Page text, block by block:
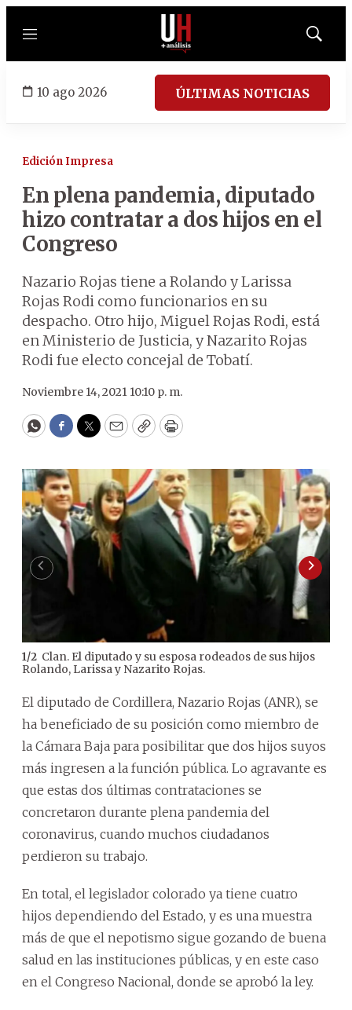
Menú
Mostrar
10 ago 2026 ÚLTIMAS NOTICIAS
Edición Impresa
En plena pandemia, diputado
hizo contratar a dos hijos en el
Congreso
Nazario Rojas tiene a Rolando y Larissa
Rojas Rodi como funcionarios en su
despacho. Otro hijo, Miguel Rojas Rodi, está
en Ministerio de Justicia, y Nazarito Rojas
Rodi fue electo concejal de Tobatí.
Noviembre 14, 2021 10:10 p. m.
WhatsApp
Facebook
Twitter
EmailCopyPrint
1/2 Clan. El diputado y su esposa rodeados de sus hijos
Rolando, Larissa y Nazarito Rojas.
El diputado de Cordillera, Nazario Rojas (ANR), se
ha beneficiado de su posición como miembro de
la Cámara Baja para posibilitar que dos hijos suyos
más ingresen a la función pública. Lo agravante es
que estas dos últimas contrataciones se
concretaron durante plena pandemia del
coronavirus, cuando muchos ciudadanos
perdieron su trabajo.
En total, el legislador colorado ya tiene cuatro
hijos dependiendo del Estado, y es una muestra
más de que el nepotismo sigue gozando de buena
salud en las instituciones públicas, y en este caso
en el Congreso Nacional, donde se aprobó la ley.